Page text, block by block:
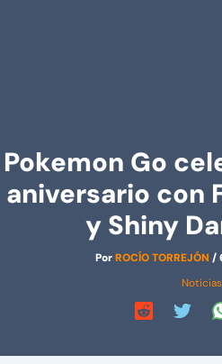
Pokemon Go
aniversario con
y Shiny
PorROCÍO TORREJÓN /
Noticias